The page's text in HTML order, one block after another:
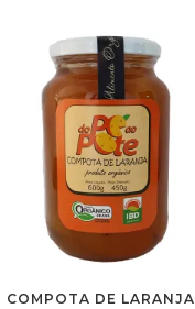
COMPOTA DE LARANJA